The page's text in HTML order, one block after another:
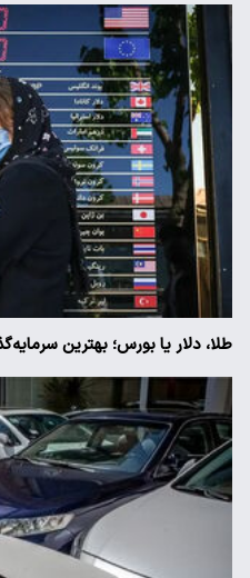
طلا، دلار یا بورس؛ بهترین